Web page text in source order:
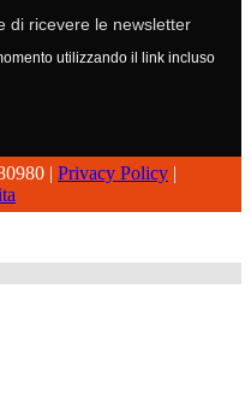
di ricevere le newsletter
utilizzando il link incluso
| Privacy Policy |